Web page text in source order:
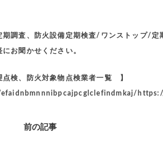
期調査、防火設備定期検査/ワンストッ
お聞かせください。
検、防火対象物点検業者一覧 】
efaidnbmnnnibpcajpcglclefindmkaj/
前の記事